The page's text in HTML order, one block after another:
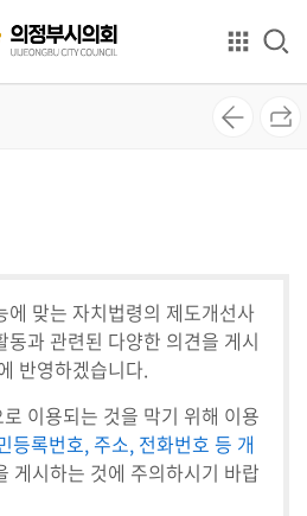
로 바로가기
뉴 바로가기
에 맞는 자치법령의 제도개선사
과 관련된 다양한 의견을 게시
반영하겠습니다.
이용되는 것을 막기 위해 이용
등록번호, 주소, 전화번호 등 개
게시하는 것에 주의하시기 바랍